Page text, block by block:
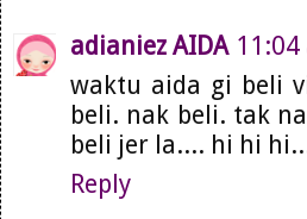
adianiez AIDA 11:04
waktu aida gi beli
beli. nak beli. tak
beli jer la.... hi hi
Reply